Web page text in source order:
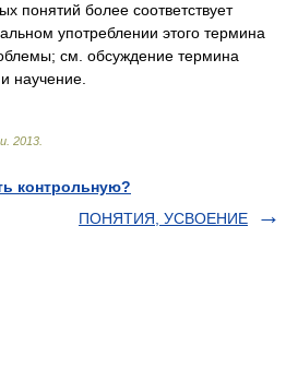
понятий более соответствует
употреблении этого термина
см. обсуждение термина
и научение.
2013
контрольную?
ПОНЯТИЯ, УСВОЕНИЕ